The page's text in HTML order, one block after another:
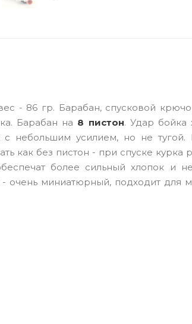
- 86 гр. Барабан, спусковой
Барабан на 8 пистон. Удар бойка
небольшим усилием, но не тугой.
как без пистон - при спуске курка
более сильный хлопок и
миниатюрный, подходит для